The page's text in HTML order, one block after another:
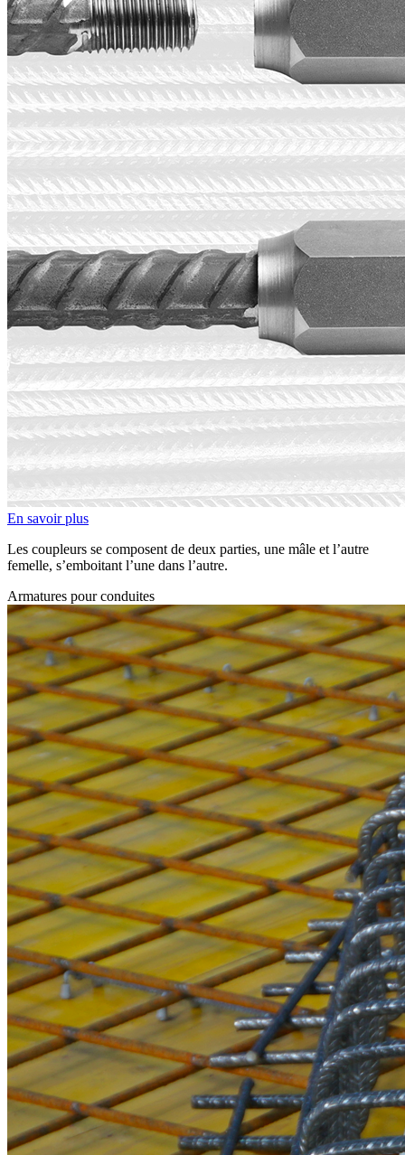
En savoir plus
Les coupleurs se composent de deux parties, une mâle et l’autre
femelle, s’emboitant l’une dans l’autre.
Armatures pour conduites